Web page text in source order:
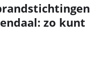
zo kunt